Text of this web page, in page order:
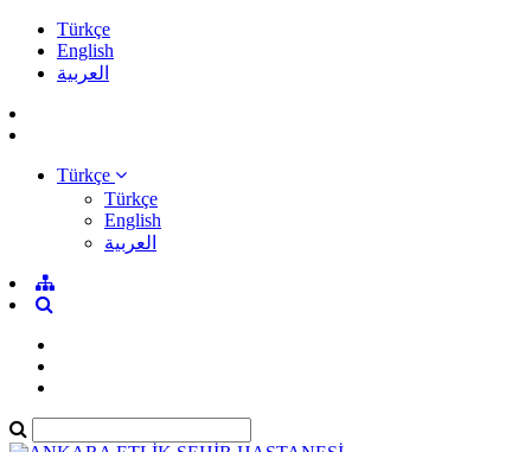
Türkçe
English
العربية
Türkçe
Türkçe
English
العربية